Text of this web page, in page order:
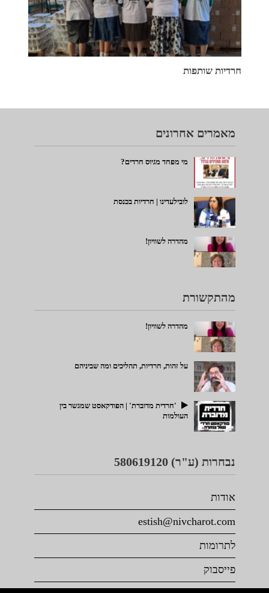
חרדיות שותפות
מאמרים אחרונים
מי מפחד מגיוס חרדים?
לובילעדינו | חרדיות בכנסת
מהדרה לשוויון!
מהתקשורת
מהדרה לשוויון!
על זהות, חרדיות, תהליכים ומה שביניהם
'חרדית מדוברת' | הפודקאסט שמגשר בין
העולמות
נבחרות (ע"ר) 580619120
אודות
estish@nivcharot.com
לתרומות
פייסבוק